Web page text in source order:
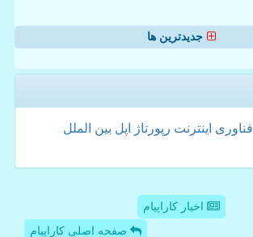
جدیدترین ها
فناوری اینترنت رپورتاژ اپل بین الملل
اخبار کاراپیام
صفحه اصلی کاراپیام